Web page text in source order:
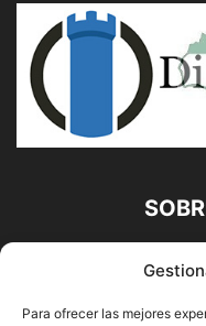
Para ofrecer las mejores
Diario Alhaurín
Francisco E. López
Alhaurín de la